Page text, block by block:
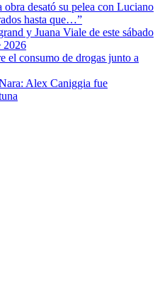
desató su pelea con Luciano
hasta que…”
y Juana Viale de este sábado
2026
el consumo de drogas junto a
Alex Caniggia fue